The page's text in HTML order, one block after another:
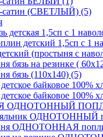
сатин (СВЕТЛЫЙ) (5)
детская 1,5сп с 1
детский 1,5сп с 1
(простыня с
бязь на резинке (
бязь (110х140) (5)
байковое 100%
байковое
ОДНОТОННЫЙ
ОДНОТОННЫЙ
ОДНОТОННАЯ